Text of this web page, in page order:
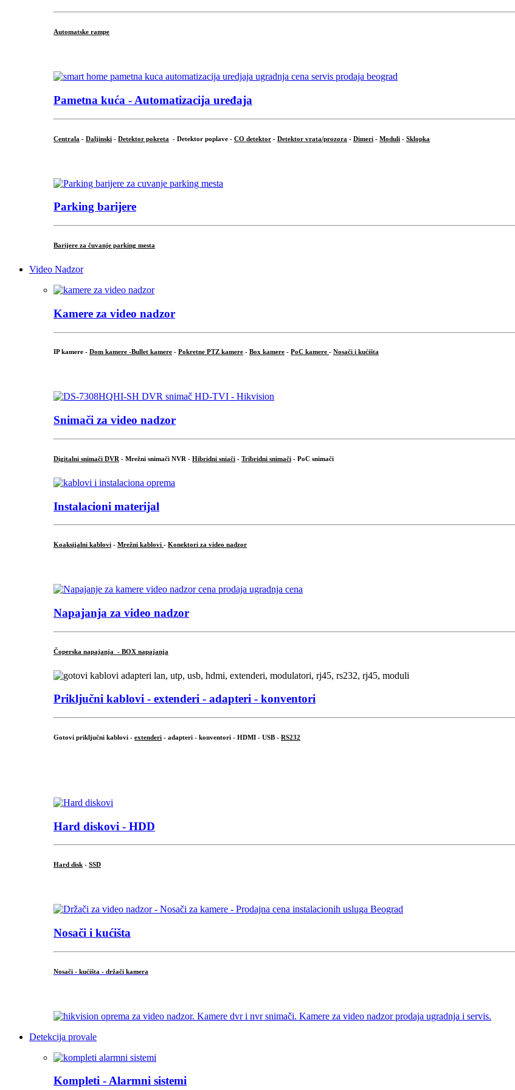
Automatske rampe
Pametna kuća - Automatizacija uređaja
Centrala - Daljinski - Detektor pokreta - Detektor poplave - CO detektor - Detektor vrata/prozora - Dimeri - Moduli - Sklopka
Parking barijere
Barijere za čuvanje parking mesta
Video Nadzor
Kamere za video nadzor
IP kamere - Dom kamere -Bullet kamere - Pokretne PTZ kamere - Box kamere - PoC kamere - Nosači i kućišta
Snimači za video nadzor
Digitalni snimači DVR - Mrežni snimači NVR - Hibridni sniači - Tribridni snimači - PoC snimači
Instalacioni materijal
Koaksijalni kablovi - Mrežni kablovi - Konektori za video nadzor
Napajanja za video nadzor
Čoperska napajanja - BOX napajanja
Priključni kablovi - extenderi - adapteri - konventori
Gotovi priključni kablovi - extenderi - adapteri - konventori - HDMI - USB - RS232
Hard diskovi - HDD
Hard disk - SSD
Nosači i kućišta
Nosači - kućišta - držači kamera
Detekcija provale
Kompleti - Alarmni sistemi